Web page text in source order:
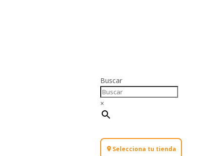
Buscar
×
Selecciona tu tienda